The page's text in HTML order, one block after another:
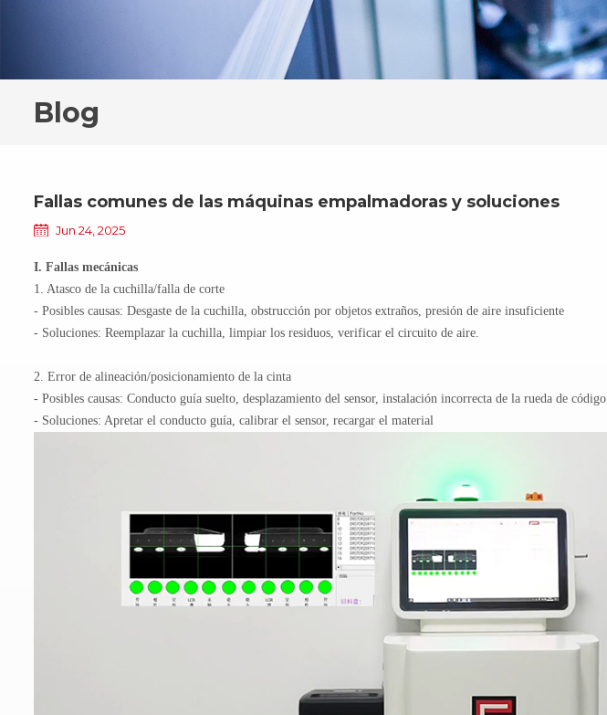
Blog
Fallas comunes de las máquinas empalmadoras y soluciones
Jun 24, 2025
I. Fallas mecánicas
1. Atasco de la cuchilla/falla de corte
- Posibles causas: Desgaste de la cuchilla, obstrucción por objetos extraños, presión de aire insuficiente
- Soluciones: Reemplazar la cuchilla, limpiar los residuos, verificar el circuito de aire.
2. Error de alineación/posicionamiento de la cinta
- Posibles causas: Conducto guía suelto, desplazamiento del sensor, instalación incorrecta de la rueda de código
- Soluciones: Apretar el conducto guía, calibrar el sensor, recargar el material